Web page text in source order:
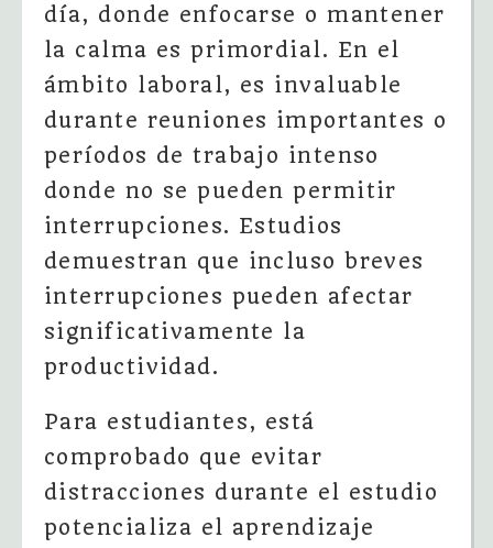
día, donde enfocarse o mantener
la calma es primordial. En el
ámbito laboral, es invaluable
durante reuniones importantes o
períodos de trabajo intenso
donde no se pueden permitir
interrupciones. Estudios
demuestran que incluso breves
interrupciones pueden afectar
significativamente la
productividad.
Para estudiantes, está
comprobado que evitar
distracciones durante el estudio
potencializa el aprendizaje